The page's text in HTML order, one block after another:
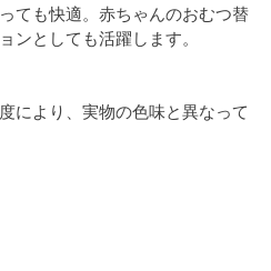
ても快適。赤ちゃんのおむつ替
ンとしても活躍します。
により、実物の色味と異なって